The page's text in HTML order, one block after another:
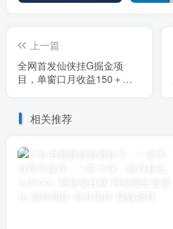
上一篇
全网首发仙侠挂G掘金项
目，单窗口月收益150＋，
相关推荐